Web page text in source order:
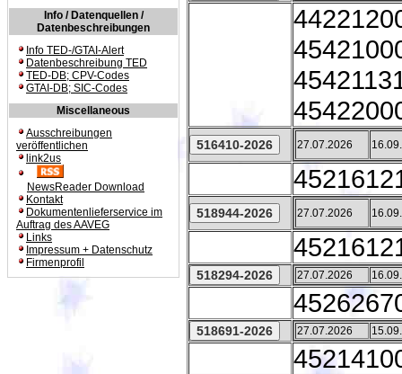
Info / Datenquellen /
Datenbeschreibungen
Info TED-/GTAI-Alert
Datenbeschreibung TED
TED-DB; CPV-Codes
GTAI-DB; SIC-Codes
Miscellaneous
Ausschreibungen
veröffentlichen
link2us
NewsReader Download
Kontakt
Dokumentenlieferservice im
Auftrag des AAVEG
Links
Impressum + Datenschutz
Firmenprofil
27.07.2026
27.07.2026
27.07.2026
27.07.2026